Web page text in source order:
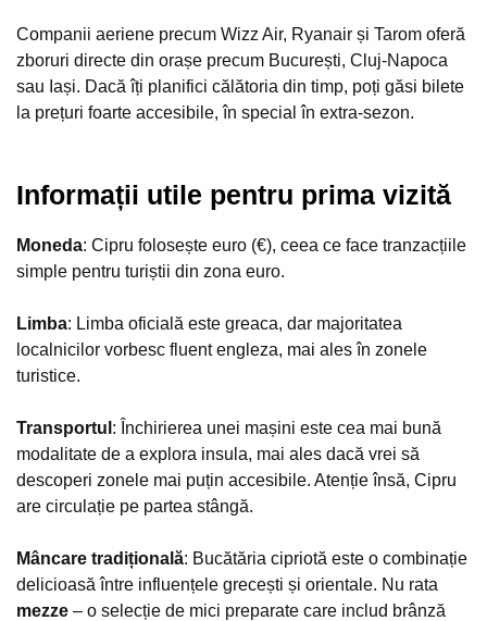
Companii aeriene precum Wizz Air, Ryanair și Tarom oferă
zboruri directe din orașe precum București, Cluj-Napoca
sau Iași. Dacă îți planifici călătoria din timp, poți găsi bilete
la prețuri foarte accesibile, în special în extra-sezon.
Informații utile pentru prima vizită
Moneda: Cipru folosește euro (€), ceea ce face tranzacțiile
simple pentru turiștii din zona euro.
Limba: Limba oficială este greaca, dar majoritatea
localnicilor vorbesc fluent engleza, mai ales în zonele
turistice.
Transportul: Închirierea unei mașini este cea mai bună
modalitate de a explora insula, mai ales dacă vrei să
descoperi zonele mai puțin accesibile. Atenție însă, Cipru
are circulație pe partea stângă.
Mâncare tradițională: Bucătăria cipriotă este o combinație
delicioasă între influențele grecești și orientale. Nu rata
mezze – o selecție de mici preparate care includ brânză